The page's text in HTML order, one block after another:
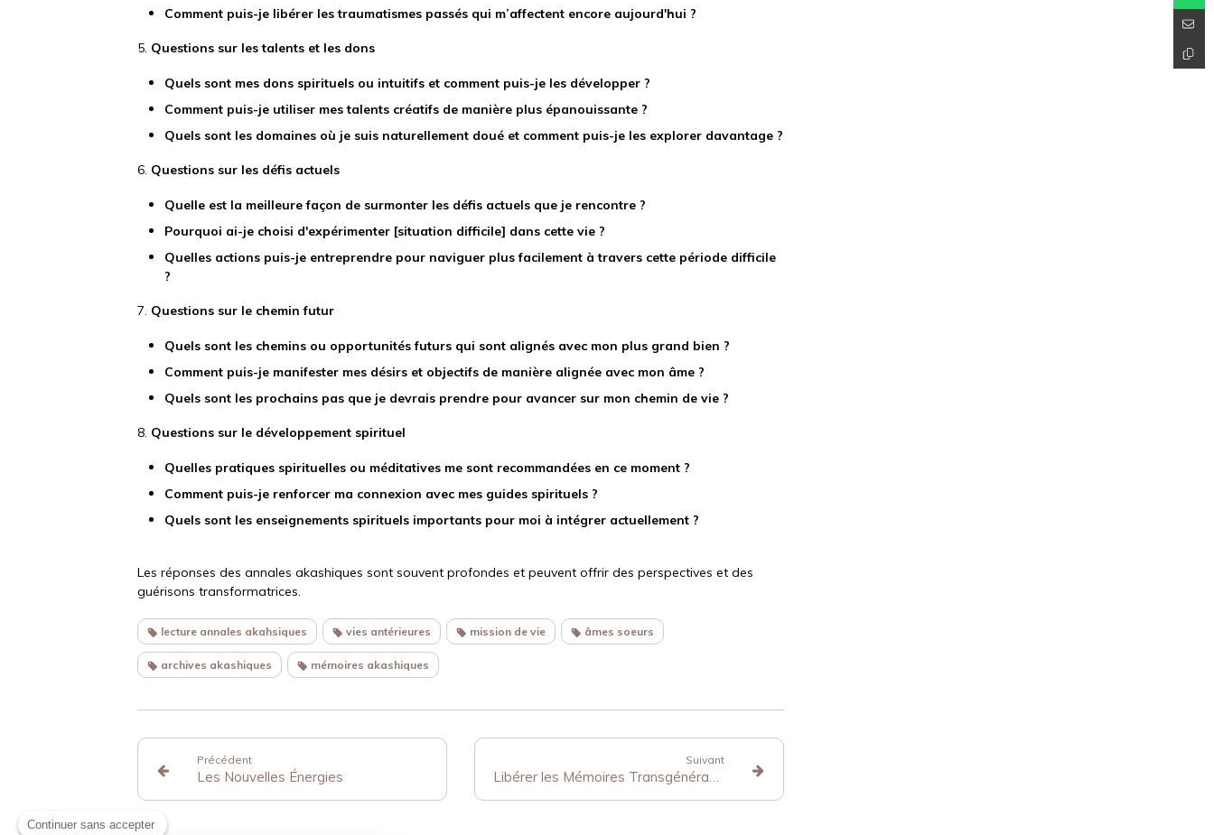
Comment puis-je libérer les traumatismes passés qui m’affectent encore aujourd'hui ?
5. Questions sur les talents et les dons
Quels sont mes dons spirituels ou intuitifs et comment puis-je les développer ?
Comment puis-je utiliser mes talents créatifs de manière plus épanouissante ?
Quels sont les domaines où je suis naturellement doué et comment puis-je les explorer davantage ?
6. Questions sur les défis actuels
Quelle est la meilleure façon de surmonter les défis actuels que je rencontre ?
Pourquoi ai-je choisi d'expérimenter [situation difficile] dans cette vie ?
Quelles actions puis-je entreprendre pour naviguer plus facilement à travers cette période difficile
?
7. Questions sur le chemin futur
Quels sont les chemins ou opportunités futurs qui sont alignés avec mon plus grand bien ?
Comment puis-je manifester mes désirs et objectifs de manière alignée avec mon âme ?
Quels sont les prochains pas que je devrais prendre pour avancer sur mon chemin de vie ?
8. Questions sur le développement spirituel
Quelles pratiques spirituelles ou méditatives me sont recommandées en ce moment ?
Comment puis-je renforcer ma connexion avec mes guides spirituels ?
Quels sont les enseignements spirituels importants pour moi à intégrer actuellement ?
Les réponses des annales akashiques sont souvent profondes et peuvent offrir des perspectives et des
guérisons transformatrices.
lecture annales akahsiques vies antérieures mission de vie âmes soeurs
archives akashiques mémoires akashiques
Précédent
Les Nouvelles Énergies
Suivant
Libérer les Mémoires Transgénérationnelles : Le Nettoyage des Lignées Parentales
Continuer sans accepter